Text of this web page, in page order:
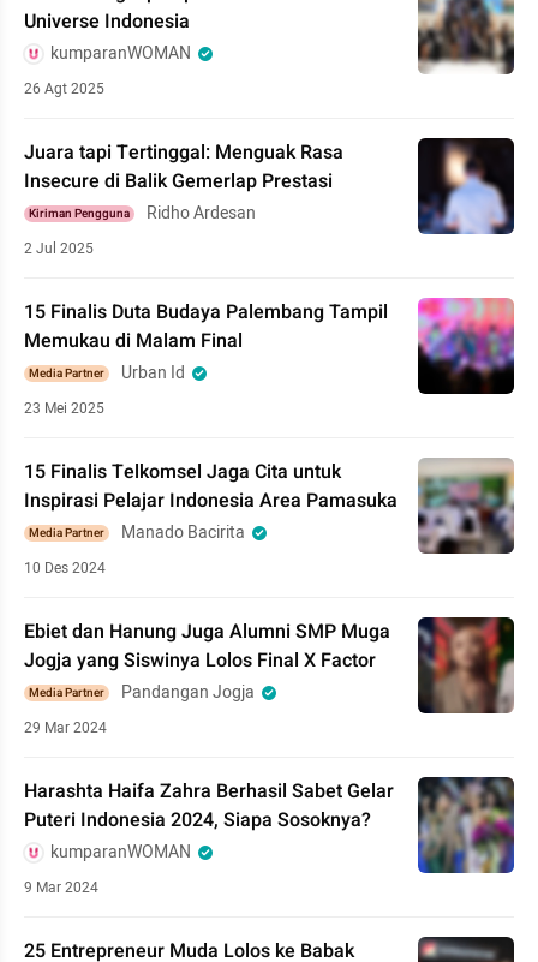
Universe Indonesia
kumparanWOMAN
26 Agt 2025
Juara tapi Tertinggal: Menguak Rasa
Insecure di Balik Gemerlap Prestasi
Kiriman Pengguna Ridho Ardesan
2 Jul 2025
15 Finalis Duta Budaya Palembang Tampil
Memukau di Malam Final
Media Partner Urban Id
23 Mei 2025
15 Finalis Telkomsel Jaga Cita untuk
Inspirasi Pelajar Indonesia Area Pamasuka
Media Partner Manado Bacirita
10 Des 2024
Ebiet dan Hanung Juga Alumni SMP Muga
Jogja yang Siswinya Lolos Final X Factor
Media Partner Pandangan Jogja
29 Mar 2024
Harashta Haifa Zahra Berhasil Sabet Gelar
Puteri Indonesia 2024, Siapa Sosoknya?
kumparanWOMAN
9 Mar 2024
25 Entrepreneur Muda Lolos ke Babak